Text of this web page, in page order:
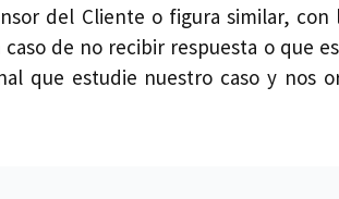
del Cliente o figura similar, con
de no recibir respuesta o que
que estudie nuestro caso y nos